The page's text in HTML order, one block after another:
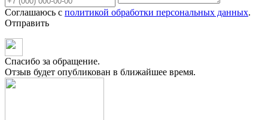
Соглашаюсь с политикой обработки персональных данных.
Отправить
Спасибо за обращение.
Отзыв будет опубликован в ближайшее время.